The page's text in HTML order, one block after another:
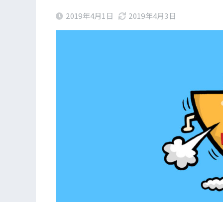
2019年4月1日 2019年4月3日